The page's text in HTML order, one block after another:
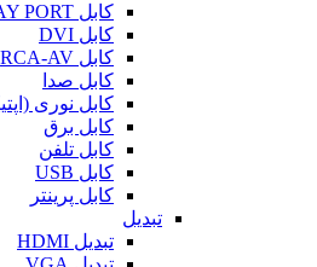
کابل DISPLAY PORT
کابل DVI
کابل RCA-AV
کابل صدا
کابل نوری
کابل برق
کابل تلفن
کابل USB
کابل پرینتر
تبدیل
تبدیل HDMI